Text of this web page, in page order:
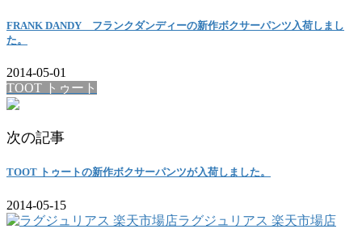
FRANK DANDY フランクダンディーの新作ボクサーパンツ入荷しまし
た。
2014-05-01
TOOT トゥート
次の記事
TOOT トゥートの新作ボクサーパンツが入荷しました。
2014-05-15
ラグジュリアス 楽天市場店